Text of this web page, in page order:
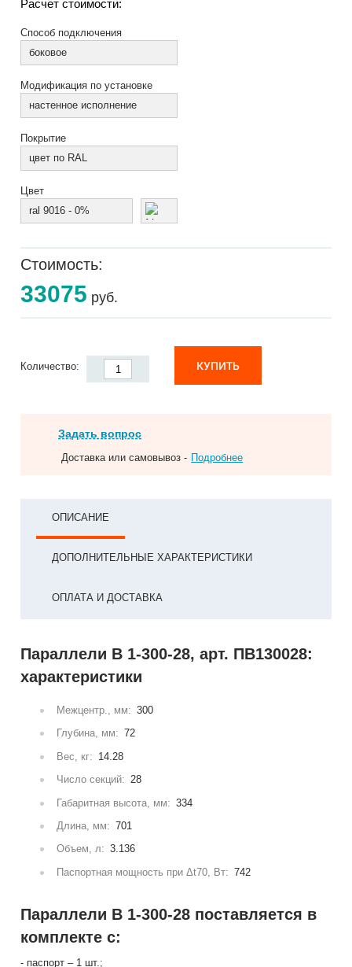
Расчет стоимости:
Способ подключения
боковое
Модификация по установке
настенное исполнение
Покрытие
цвет по RAL
Цвет
ral 9016 - 0%
Стоимость:
33075 руб.
Количество: КУПИТЬ
Задать вопрос
Доставка или самовывоз - Подробнее
ОПИСАНИЕ
ДОПОЛНИТЕЛЬНЫЕ ХАРАКТЕРИСТИКИ
ОПЛАТА И ДОСТАВКА
Параллели В 1-300-28, арт. ПВ130028:
характеристики
Межцентр., мм: 300
Глубина, мм: 72
Вес, кг: 14.28
Число секций: 28
Габаритная высота, мм: 334
Длина, мм: 701
Объем, л: 3.136
Паспортная мощность при Δt70, Вт: 742
Параллели В 1-300-28 поставляется в
комплекте с:
- паспорт – 1 шт.;